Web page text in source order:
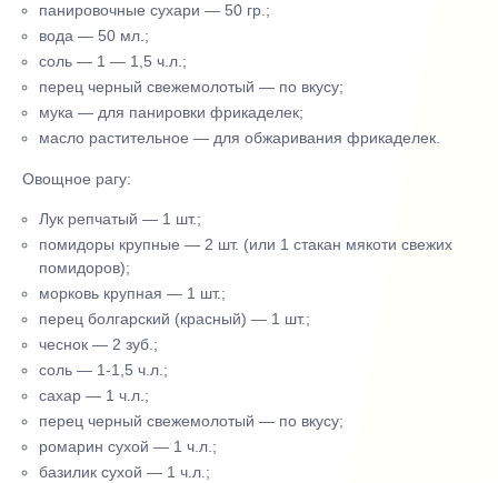
панировочные сухари — 50 гр.;
вода — 50 мл.;
соль — 1 — 1,5 ч.л.;
перец черный свежемолотый — по вкусу;
мука — для панировки фрикаделек;
масло растительное — для обжаривания фрикаделек.
Овощное рагу:
Лук репчатый — 1 шт.;
помидоры крупные — 2 шт. (или 1 стакан мякоти свежих
помидоров);
морковь крупная — 1 шт.;
перец болгарский (красный) — 1 шт.;
чеснок — 2 зуб.;
соль — 1-1,5 ч.л.;
сахар — 1 ч.л.;
перец черный свежемолотый — по вкусу;
ромарин сухой — 1 ч.л.;
базилик сухой — 1 ч.л.;